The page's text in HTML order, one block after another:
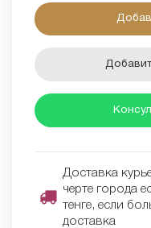
Доставка
черте города
тенге, если
доставка